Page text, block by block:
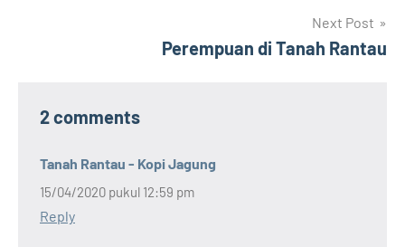
Next Post
Perempuan di Tanah Rantau
2 comments
Tanah Rantau - Kopi Jagung
15/04/2020 pukul 12:59 pm
Reply